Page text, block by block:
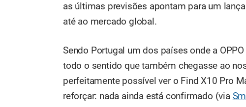
as últimas previsões apontam para um
até ao mercado global.
Sendo Portugal um dos países onde a
todo o sentido que também chegasse ao
perfeitamente possível ver o Find X10 Pro
reforçar: nada ainda está confirmado (via